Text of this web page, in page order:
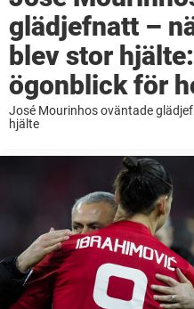
glädjefnatt –
blev stor
ögonblick för
José Mourinhos oväntade
hjälte